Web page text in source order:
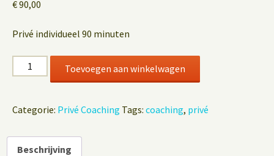
€90,00
Privé individueel 90 minuten
Privé
yogales
90
aantal
Toevoegen aan winkelwagen
Categorie: Privé Coaching Tags: coaching, privé
Beschrijving